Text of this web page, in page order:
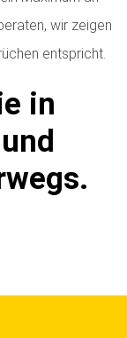
wir zeigen
entspricht.
in